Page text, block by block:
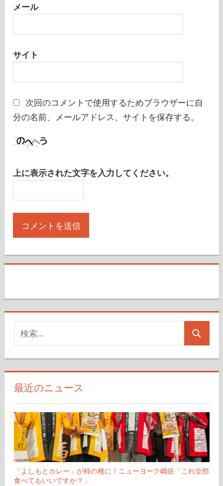
メール
サイト
次回のコメントで使用するためブラウザーに自
分の名前、メールアドレス、サイトを保存する。
上に表示された文字を入力してください。
索
対
象:
検
最近のニュース
「よしもとカレー」が柿の種に！ニューヨーク嶋佐「これ全部
食べてもいいですか？」